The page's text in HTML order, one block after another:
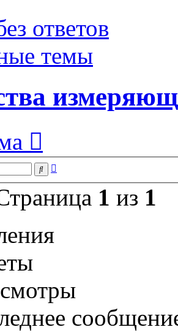
ответов
темы
Поиск
1 из 1